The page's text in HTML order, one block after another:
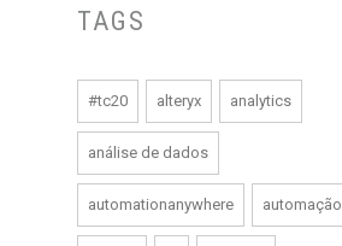
TAGS
#tc20 alteryx analytics
análise de dados
automationanywhere automação